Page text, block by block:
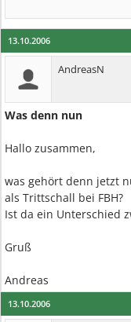
13.10.2006
AndreasN
Was denn nun
Hallo zusammen,
was gehört denn jetzt
als Trittschall bei FBH?
Ist da ein Unterschied
Gruß
Andreas
13.10.2006